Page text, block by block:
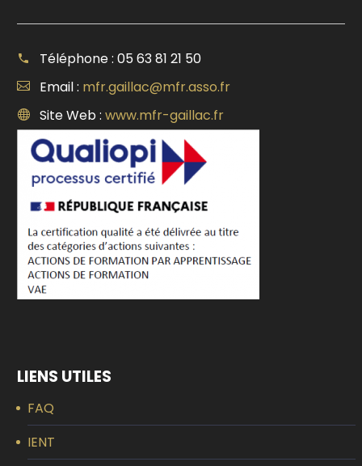
Téléphone : 05 63 81 21 50
Email : mfr.gaillac@mfr.asso.fr
Site Web : www.mfr-gaillac.fr
LIENS UTILES
FAQ
IENT